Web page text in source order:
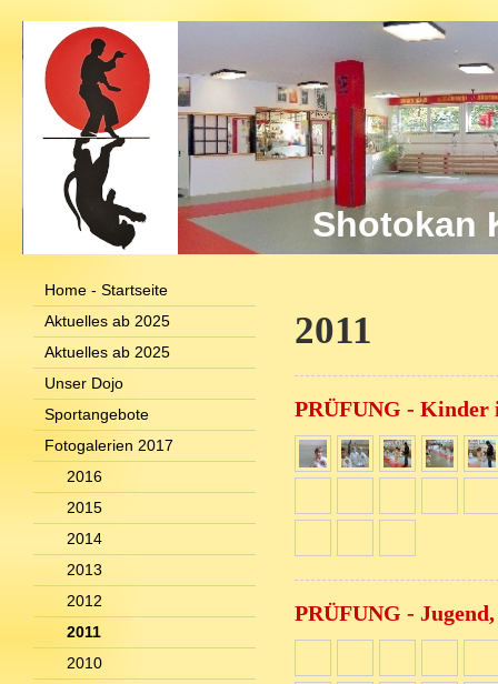
Shotokan
Home - Startseite
Aktuelles ab 2025
Aktuelles ab 2025
Unser Dojo
Sportangebote
Fotogalerien 2017
2016
2015
2014
2013
2012
2011
2010
2011
PRÜFUNG - Kinder
PRÜFUNG -